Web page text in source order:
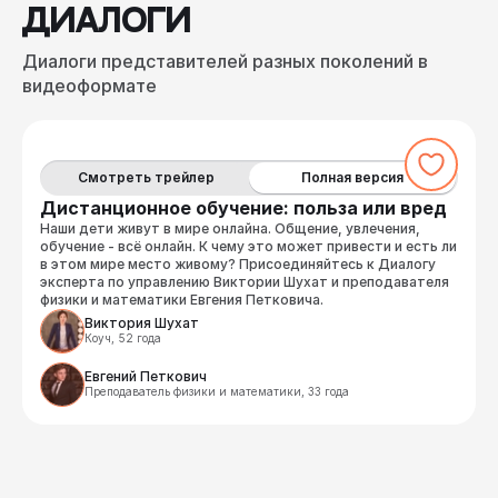
ДИАЛОГИ
Диалоги представителей разных поколений в
видеоформате
Дистанционное обучение: польза или вред
Наши дети живут в мире онлайна. Общение, увлечения,
обучение - всё онлайн. К чему это может привести и есть ли
в этом мире место живому? Присоединяйтесь к Диалогу
эксперта по управлению Виктории Шухат и преподавателя
физики и математики Евгения Петковича.
Виктория Шухат
Коуч, 52 года
Евгений Петкович
Преподаватель физики и математики, 33 года
Смотреть трейлер Полная версия